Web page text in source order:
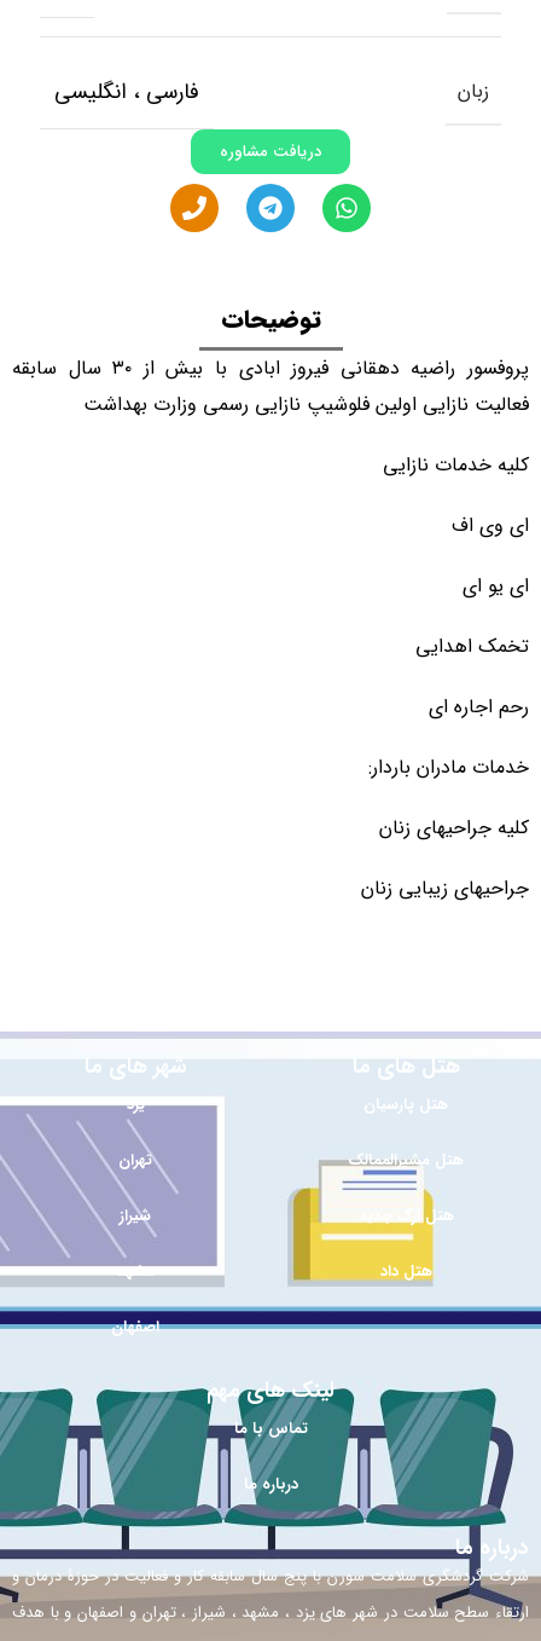
زبان فارسی ، انگلیسی
دریافت مشاوره
توضیحات
پروفسور راضیه دهقانی فیروز ابادی با بیش از ۳۰ سال سابقه
فعالیت نازایی اولین فلوشیپ نازایی رسمی وزارت بهداشت
کلیه خدمات نازایی
ای وی اف
ای یو ای
تخمک اهدایی
رحم اجاره ای
خدمات مادران باردار:
کلیه جراحیهای زنان
جراحیهای زیبایی زنان
هتل های ما
هتل پارسیان
هتل مشیرالممالک
هتل ارگ جدید
هتل داد
شهر های ما
یزد
تهران
شیراز
مشهد
اصفهان
لینک های مهم
تماس با ما
درباره ما
درباره ما
شرکت گردشگری سلامت سورن با پنج سال سابقه کار و فعالیت در حوزۀ درمان و
ارتقاء سطح سلامت در شهر های یزد ، مشهد ، شیراز ، تهران و اصفهان و با هدف